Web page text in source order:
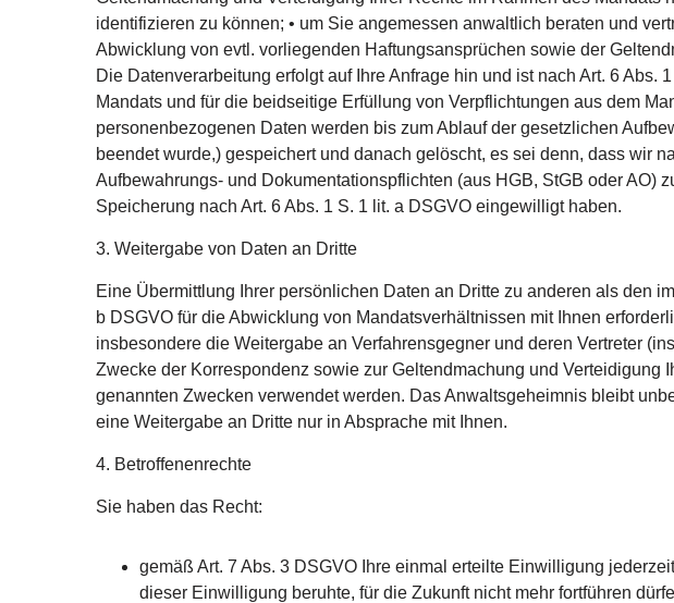
identifizieren zu können; • um Sie angemessen anwaltlich beraten und
Abwicklung von evtl. vorliegenden Haftungsansprüchen sowie der
Die Datenverarbeitung erfolgt auf Ihre Anfrage hin und ist nach Art. 6
Mandats und für die beidseitige Erfüllung von Verpflichtungen aus dem
personenbezogenen Daten werden bis zum Ablauf der gesetzlichen
beendet wurde,) gespeichert und danach gelöscht, es sei denn, dass wir
Aufbewahrungs- und Dokumentationspflichten (aus HGB, StGB oder
Speicherung nach Art. 6 Abs. 1 S. 1 lit. a DSGVO eingewilligt haben.
3. Weitergabe von Daten an Dritte
Eine Übermittlung Ihrer persönlichen Daten an Dritte zu anderen als den
b DSGVO für die Abwicklung von Mandatsverhältnissen mit Ihnen
insbesondere die Weitergabe an Verfahrensgegner und deren Vertreter
Zwecke der Korrespondenz sowie zur Geltendmachung und
genannten Zwecken verwendet werden. Das Anwaltsgeheimnis bleibt
eine Weitergabe an Dritte nur in Absprache mit Ihnen.
4. Betroffenenrechte
Sie haben das Recht:
gemäß Art. 7 Abs. 3 DSGVO Ihre einmal erteilte Einwilligung
dieser Einwilligung beruhte, für die Zukunft nicht mehr fortführen